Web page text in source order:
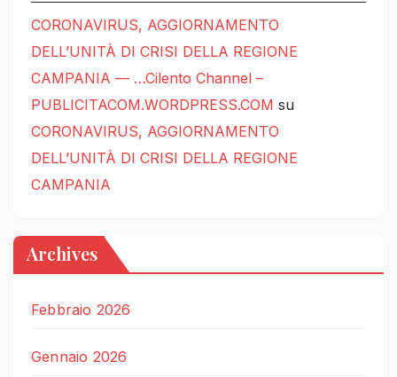
CORONAVIRUS, AGGIORNAMENTO
DELL’UNITÀ DI CRISI DELLA REGIONE
CAMPANIA — …Cilento Channel –
PUBLICITACOM.WORDPRESS.COM su
CORONAVIRUS, AGGIORNAMENTO
DELL’UNITÀ DI CRISI DELLA REGIONE
CAMPANIA
Archives
Febbraio 2026
Gennaio 2026